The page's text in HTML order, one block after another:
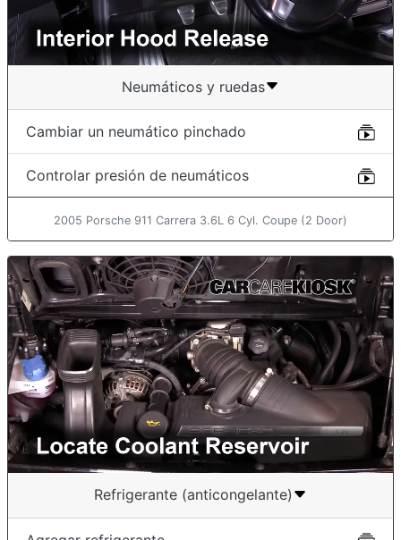
Neumáticos y ruedas
Cambiar un neumático pinchado
Controlar presión de neumáticos
2005 Porsche 911 Carrera 3.6L 6 Cyl. Coupe (2 Door)
Refrigerante (anticongelante)